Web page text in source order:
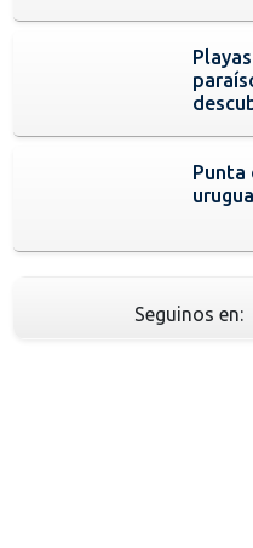
Punta
Seguinos en: